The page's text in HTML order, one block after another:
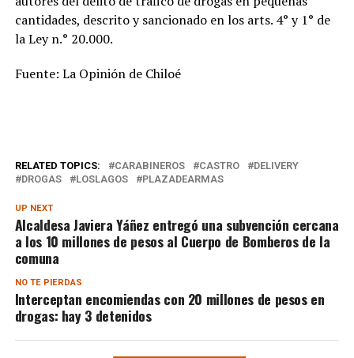
cantidades, descrito y sancionado en los arts. 4° y 1° de
la Ley n.° 20.000.
Fuente: La Opinión de Chiloé
RELATED TOPICS: CARABINEROS CASTRO
DELIVERY
DROGAS
LOSLAGOS PLAZADEARMAS
UP NEXT
Alcaldesa Javiera Yáñez entregó una subvención cercana
a los 10 millones de pesos al Cuerpo de Bomberos de la
comuna
NO TE PIERDAS
Interceptan encomiendas con 20 millones de pesos en
drogas: hay 3 detenidos